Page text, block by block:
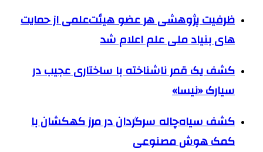
ظرفیت پژوهشی هر عضو هیئت‌علمی از حمایت
های بنیاد ملی علم اعلام شد
کشف یک قمر ناشناخته با ساختاری عجیب در
سیارک «نیسا»
کشف سیاه‌چاله سرگردان در مرز کهکشان با
کمک هوش مصنوعی